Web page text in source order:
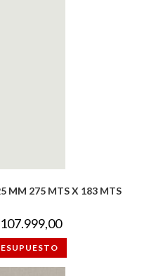
MM 275 MTS X 183 MTS
107.999,00El
precio
actual
$107.999,00.